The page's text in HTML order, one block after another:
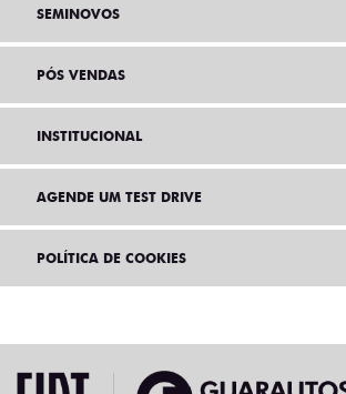
SEMINOVOS
PÓS VENDAS
INSTITUCIONAL
AGENDE UM TEST DRIVE
POLÍTICA DE COOKIES